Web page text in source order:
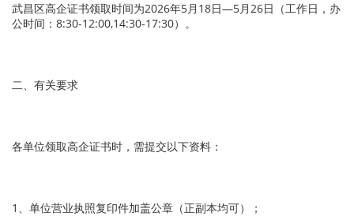
武昌区高企证书领取时间为2026年5月18日—5月26日（工作日，办
公时间：8:30-12:00,14:30-17:30）。
二、有关要求
各单位领取高企证书时，需提交以下资料：
1、单位营业执照复印件加盖公章（正副本均可）；